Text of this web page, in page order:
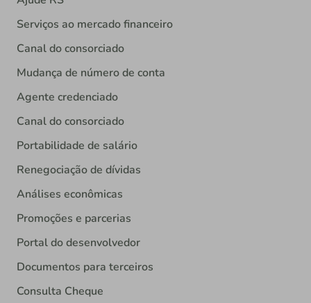
Serviços ao mercado financeiro
Canal do consorciado
Mudança de número de conta
Agente credenciado
Canal do consorciado
Portabilidade de salário
Renegociação de dívidas
Análises econômicas
Promoções e parcerias
Portal do desenvolvedor
Documentos para terceiros
Consulta Cheque